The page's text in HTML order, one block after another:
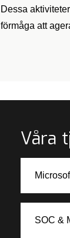
Dessa
förmåga att
Våra
SOC &